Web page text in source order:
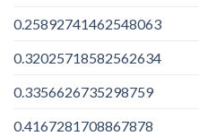
0.25892741462548063
0.32025718582562634
0.3356626735298759
0.4167281708867878